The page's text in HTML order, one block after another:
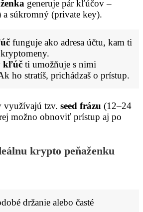
generuje pár kľúčov –
súkromný (private key).
funguje ako adresa účtu, kam ti
kľúč ti umožňuje s nimi
ho stratíš, prichádzaš o prístup.
využívajú tzv. seed frázu (12–24
možno obnoviť prístup aj po
krypto peňaženku
držanie alebo časté